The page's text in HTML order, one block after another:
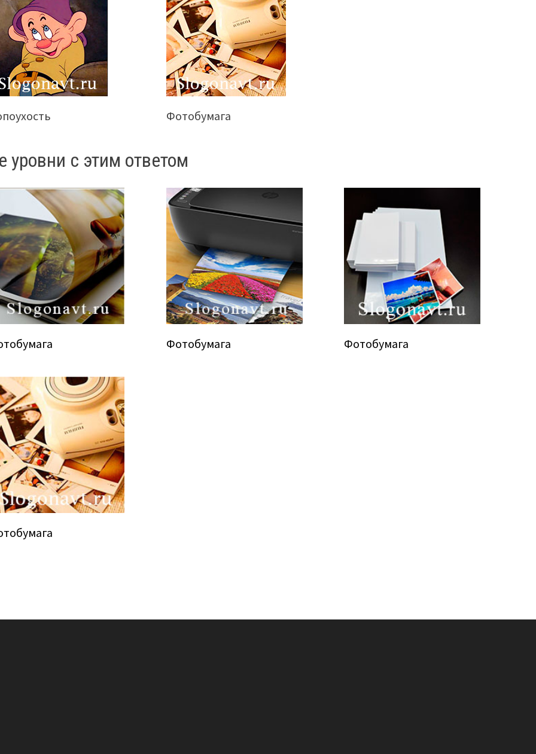
Фотобумага
уровни с этим ответом
Фотобумага Фотобумага